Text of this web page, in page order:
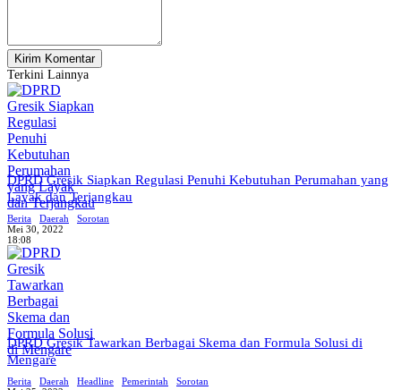
Terkini Lainnya
DPRD Gresik Siapkan Regulasi Penuhi Kebutuhan Perumahan yang
Layak dan Terjangkau
Berita Daerah
Sorotan
Mei 30, 2022
18:08
DPRD Gresik Tawarkan Berbagai Skema dan Formula Solusi di
Mengare
Berita Daerah Headline Pemerintah
Sorotan